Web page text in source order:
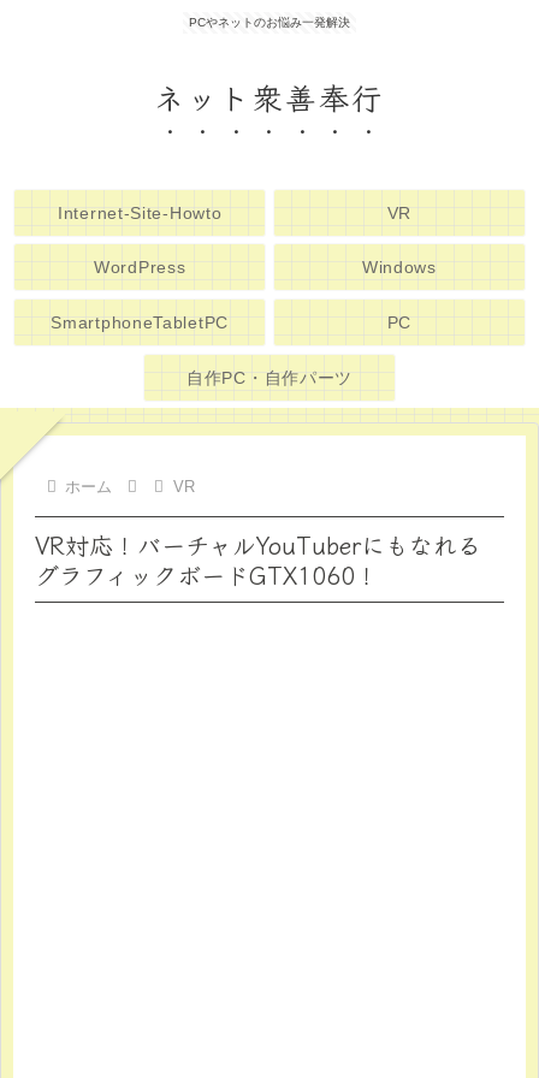
PCやネットのお悩み一発解決
ネット衆善奉行
Internet-Site-Howto VR
WordPress Windows
SmartphoneTabletPC PC
自作PC・自作パーツ
ホーム VR
VR対応！バーチャルYouTuberにもなれる
グラフィックボードGTX1060！